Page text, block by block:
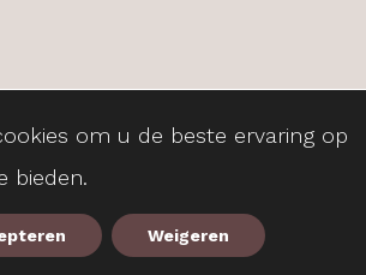
om u de beste ervaring op
bieden.
Weigeren